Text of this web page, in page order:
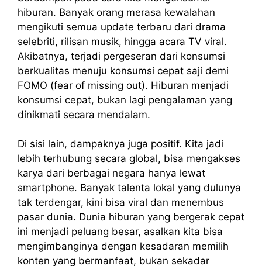
hiburan. Banyak orang merasa kewalahan
mengikuti semua update terbaru dari drama
selebriti, rilisan musik, hingga acara TV viral.
Akibatnya, terjadi pergeseran dari konsumsi
berkualitas menuju konsumsi cepat saji demi
FOMO (fear of missing out). Hiburan menjadi
konsumsi cepat, bukan lagi pengalaman yang
dinikmati secara mendalam.
Di sisi lain, dampaknya juga positif. Kita jadi
lebih terhubung secara global, bisa mengakses
karya dari berbagai negara hanya lewat
smartphone. Banyak talenta lokal yang dulunya
tak terdengar, kini bisa viral dan menembus
pasar dunia. Dunia hiburan yang bergerak cepat
ini menjadi peluang besar, asalkan kita bisa
mengimbanginya dengan kesadaran memilih
konten yang bermanfaat, bukan sekadar